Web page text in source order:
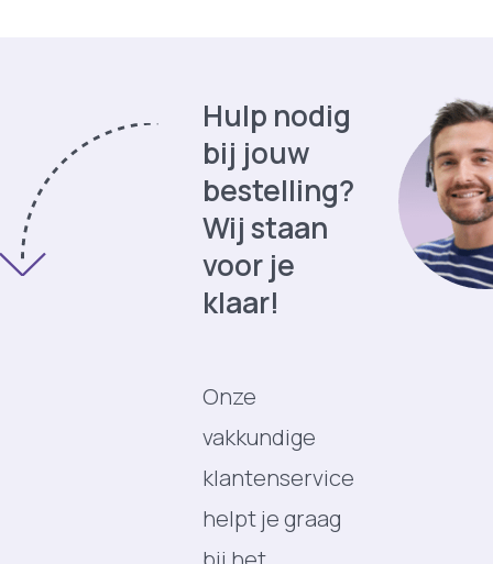
Hulp nodig
bij jouw
bestelling?
Wij staan
voor je
klaar!
Onze
vakkundige
klantenservice
helpt je graag